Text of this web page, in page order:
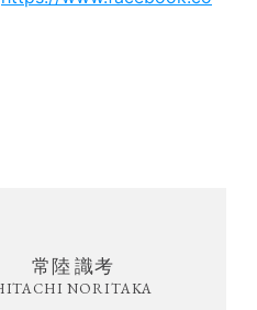
常陸 識考
NORITAKA